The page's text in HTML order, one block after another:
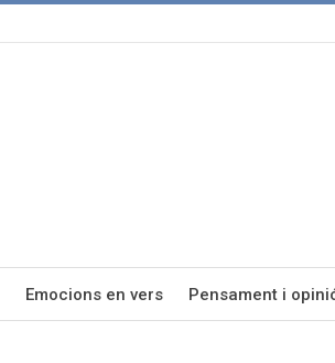
Emocions en vers Pensament i